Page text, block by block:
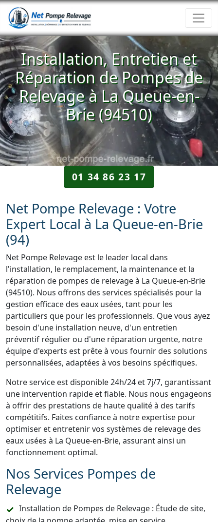
Installation, Entretien et
Réparation de Pompes de
Relevage à La Queue-en-
Brie (94510)
01 34 86 23 17
Net Pompe Relevage : Votre
Expert Local à La Queue-en-Brie
(94)
Net Pompe Relevage est le leader local dans
l'installation, le remplacement, la maintenance et la
réparation de pompes de relevage à La Queue-en-Brie
(94510). Nous offrons des services spécialisés pour la
gestion efficace des eaux usées, tant pour les
particuliers que pour les professionnels. Que vous ayez
besoin d'une installation neuve, d'un entretien
préventif régulier ou d'une réparation urgente, notre
équipe d'experts est prête à vous fournir des solutions
personnalisées, adaptées à vos besoins spécifiques.
Notre service est disponible 24h/24 et 7j/7, garantissant
une intervention rapide et fiable. Nous nous engageons
à offrir des prestations de haute qualité à des tarifs
compétitifs. Faites confiance à notre expertise pour
optimiser et entretenir vos systèmes de relevage des
eaux usées à La Queue-en-Brie, assurant ainsi un
fonctionnement optimal.
Nos Services Pompes de
Relevage
Installation de Pompes de Relevage : Étude de site,